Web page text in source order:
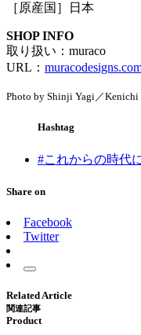
［原産国］日本
SHOP INFO
取り扱い：muraco
URL：
Photo by Shinji Yagi／Kenichi
Hashtag
#これからの時代
Share on
Facebook
Twitter
Related Article
関連記事
Product